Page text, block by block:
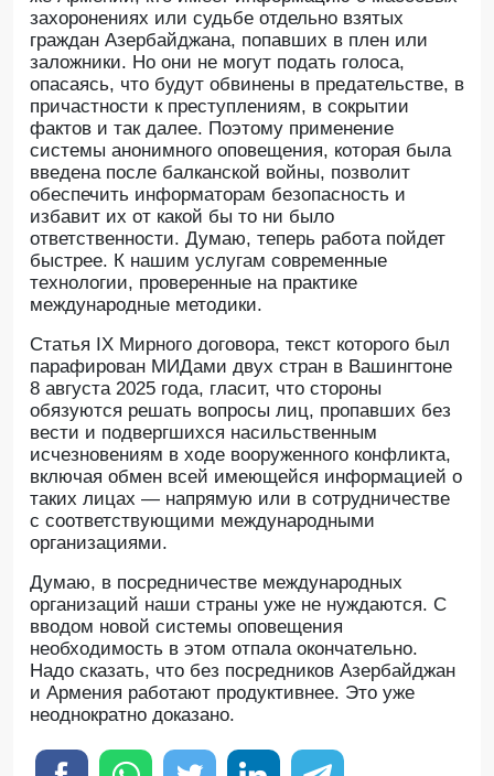
захоронениях или судьбе отдельно взятых
граждан Азербайджана, попавших в плен или
заложники. Но они не могут подать голоса,
опасаясь, что будут обвинены в предательстве, в
причастности к преступлениям, в сокрытии
фактов и так далее. Поэтому применение
системы анонимного оповещения, которая была
введена после балканской войны, позволит
обеспечить информаторам безопасность и
избавит их от какой бы то ни было
ответственности. Думаю, теперь работа пойдет
быстрее. К нашим услугам современные
технологии, проверенные на практике
международные методики.
Статья IX Мирного договора, текст которого был
парафирован МИДами двух стран в Вашингтоне
8 августа 2025 года, гласит, что стороны
обязуются решать вопросы лиц, пропавших без
вести и подвергшихся насильственным
исчезновениям в ходе вооруженного конфликта,
включая обмен всей имеющейся информацией о
таких лицах — напрямую или в сотрудничестве
с соответствующими международными
организациями.
Думаю, в посредничестве международных
организаций наши страны уже не нуждаются. С
вводом новой системы оповещения
необходимость в этом отпала окончательно.
Надо сказать, что без посредников Азербайджан
и Армения работают продуктивнее. Это уже
неоднократно доказано.